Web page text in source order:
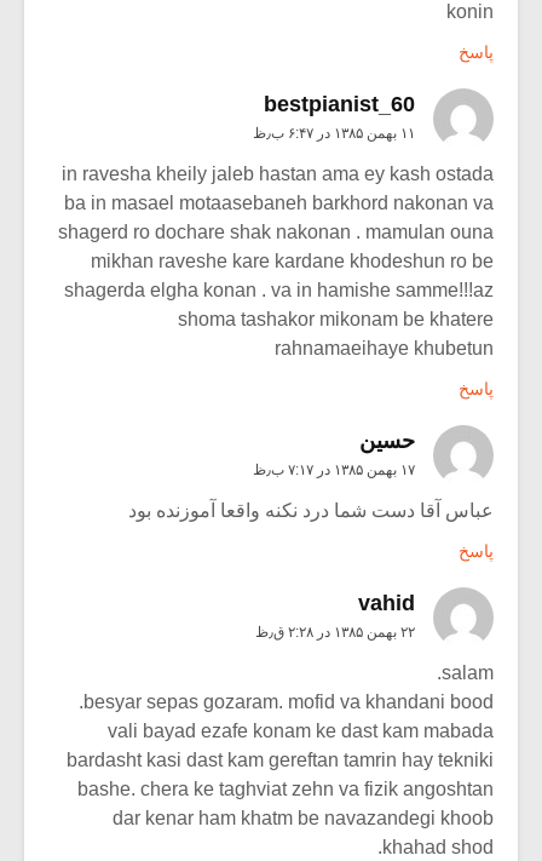
konin
پاسخ
bestpianist_60
۱۱ بهمن ۱۳۸۵ در ۶:۴۷ ب٫ظ
in ravesha kheily jaleb hastan ama ey kash ostada
ba in masael motaasebaneh barkhord nakonan va
shagerd ro dochare shak nakonan . mamulan ouna
mikhan raveshe kare kardane khodeshun ro be
shagerda elgha konan . va in hamishe samme!!!az
shoma tashakor mikonam be khatere
rahnamaeihaye khubetun
پاسخ
حسین
۱۷ بهمن ۱۳۸۵ در ۷:۱۷ ب٫ظ
عباس آقا دست شما درد نکنه واقعا آموزنده بود
پاسخ
vahid
۲۲ بهمن ۱۳۸۵ در ۲:۲۸ ق٫ظ
salam.
besyar sepas gozaram. mofid va khandani bood.
vali bayad ezafe konam ke dast kam mabada
bardasht kasi dast kam gereftan tamrin hay tekniki
bashe. chera ke taghviat zehn va fizik angoshtan
dar kenar ham khatm be navazandegi khoob
khahad shod.